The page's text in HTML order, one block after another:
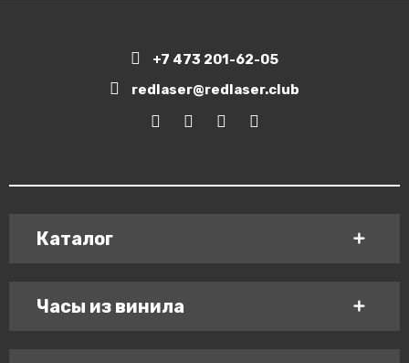
+7 473 201-62-05
redlaser@redlaser.club
Каталог
Часы из винила